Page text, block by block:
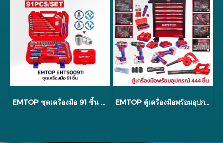
EMTOP ชุดเครื่องมือ 91 ชิ้น รุ่น EHTS00911 EMTOP ตู้เครื่องมือพร้อมอุปกรณ์ 444 ชิ้น รุ่น EMTOP2459